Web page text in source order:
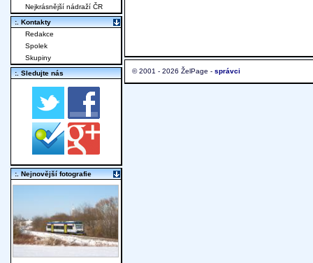
© 2001 - 2026 ŽelPage - správci
Nejkrásnější nádraží ČR
:. Kontakty
Redakce
Spolek
Skupiny
:. Sledujte nás
:. Nejnovější fotografie